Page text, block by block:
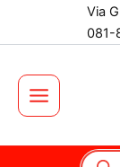
Via
081-
Main
Menu